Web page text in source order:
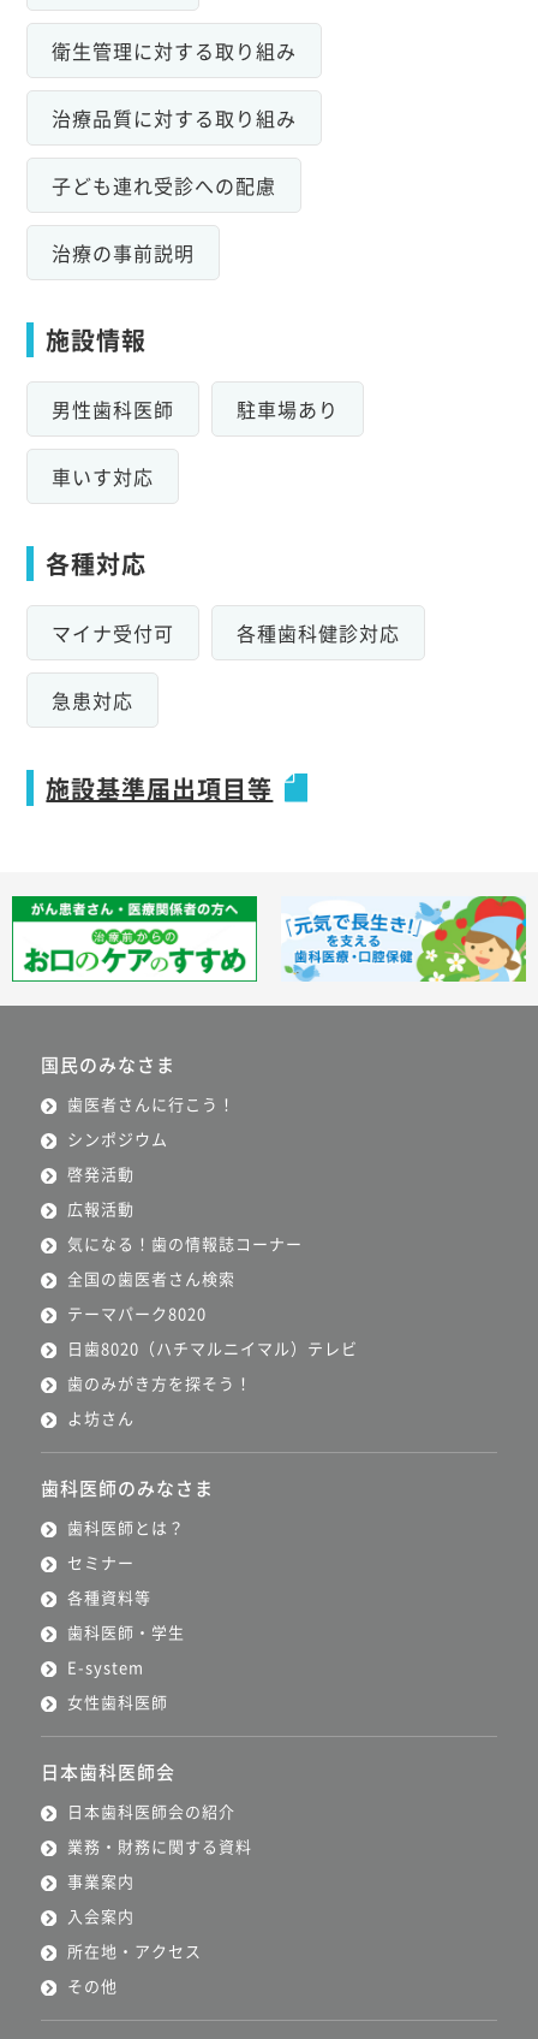
衛生管理に対する取り組み
治療品質に対する取り組み
子ども連れ受診への配慮
治療の事前説明
施設情報
男性歯科医師 駐車場あり
車いす対応
各種対応
マイナ受付可 各種歯科健診対応
急患対応
施設基準届出項目等
国民のみなさま
歯医者さんに行こう！
シンポジウム
啓発活動
広報活動
気になる！歯の情報誌コーナー
全国の歯医者さん検索
テーマパーク8020
日歯8020（ハチマルニイマル）テレビ
歯のみがき方を探そう！
よ坊さん
歯科医師のみなさま
歯科医師とは？
セミナー
各種資料等
歯科医師・学生
E-system
女性歯科医師
日本歯科医師会
日本歯科医師会の紹介
業務・財務に関する資料
事業案内
入会案内
所在地・アクセス
その他